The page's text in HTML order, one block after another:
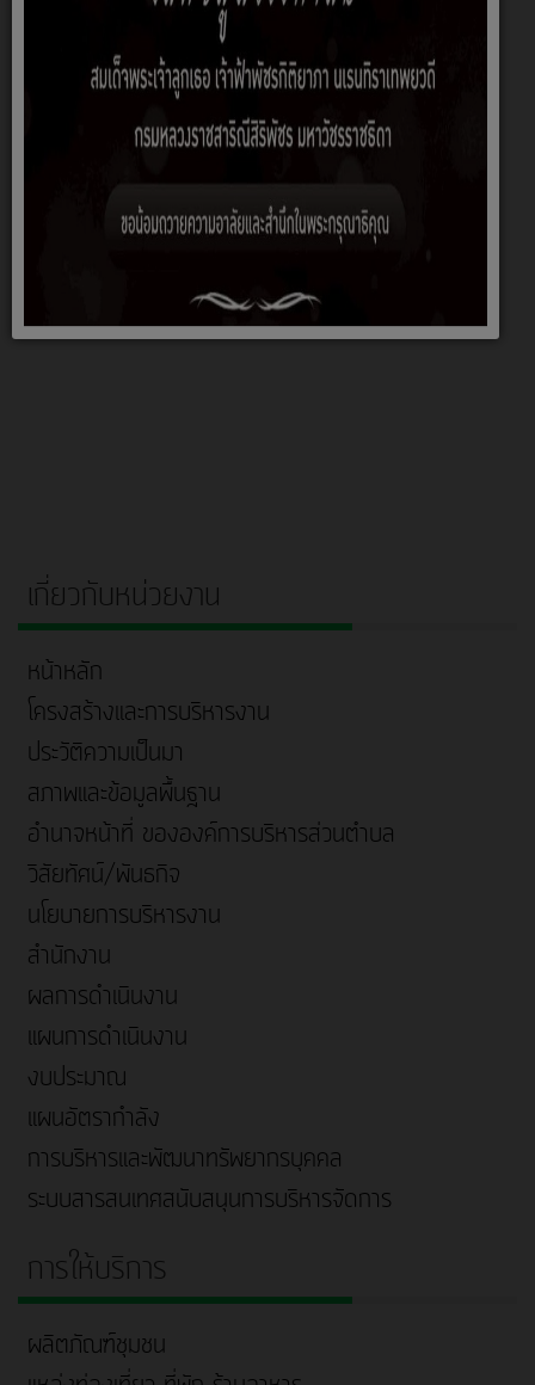
เกี่ยวกับหน่วยงาน
หน้าหลัก
โครงสร้างและการบริหารงาน
ประวัติความเป็นมา
สภาพและข้อมูลพื้นฐาน
อำนาจหน้าที่ ขององค์การบริหารส่วนตำบล
วิสัยทัศน์/พันธกิจ
นโยบายการบริหารงาน
สำนักงาน
ผลการดำเนินงาน
แผนการดำเนินงาน
งบประมาณ
แผนอัตรากำลัง
การบริหารและพัฒนาทรัพยากรบุคคล
ระบบสารสนเทศสนับสนุนการบริหารจัดการ
การให้บริการ
ผลิตภัณฑ์ชุมชน